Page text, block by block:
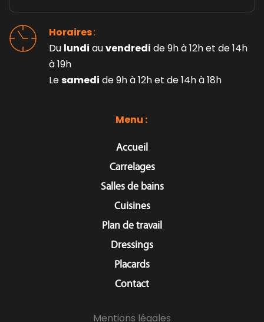
Menu :
Accueil
Carrelages
Salles de bains
Cuisines
Plan de travail
Dressings
Placards
Contact
Horaires :
Du lundi au vendredi de 9h à 12h et de 14h
à 19h
Le samedi de 9h à 12h et de 14h à 18h
Mentions légales